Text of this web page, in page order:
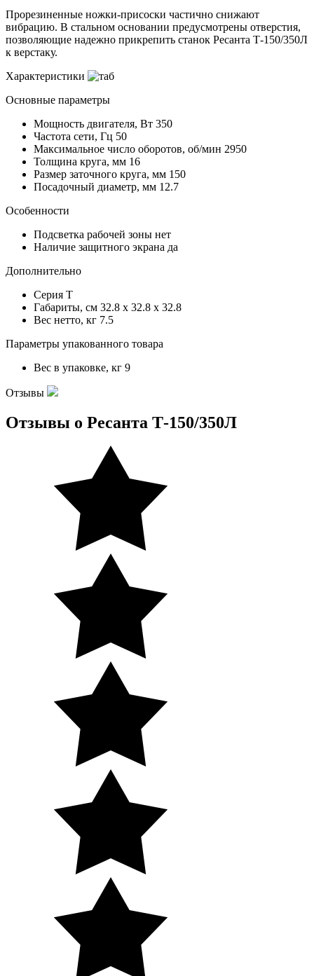
Прорезиненные ножки-присоски частично снижают
вибрацию. В стальном основании предусмотрены отверстия,
позволяющие надежно прикрепить станок Ресанта Т-150/350Л
к верстаку.
Характеристики
Основные параметры
Мощность двигателя, Вт 350
Частота сети, Гц 50
Максимальное число оборотов, об/мин 2950
Толщина круга, мм 16
Размер заточного круга, мм 150
Посадочный диаметр, мм 12.7
Особенности
Подсветка рабочей зоны нет
Наличие защитного экрана да
Дополнительно
Серия Т
Габариты, см 32.8 x 32.8 x 32.8
Вес нетто, кг 7.5
Параметры упакованного товара
Вес в упаковке, кг 9
Отзывы
Отзывы о Ресанта Т-150/350Л